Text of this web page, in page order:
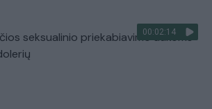
00:02:14
seksualinio priekabiavimo aukoms